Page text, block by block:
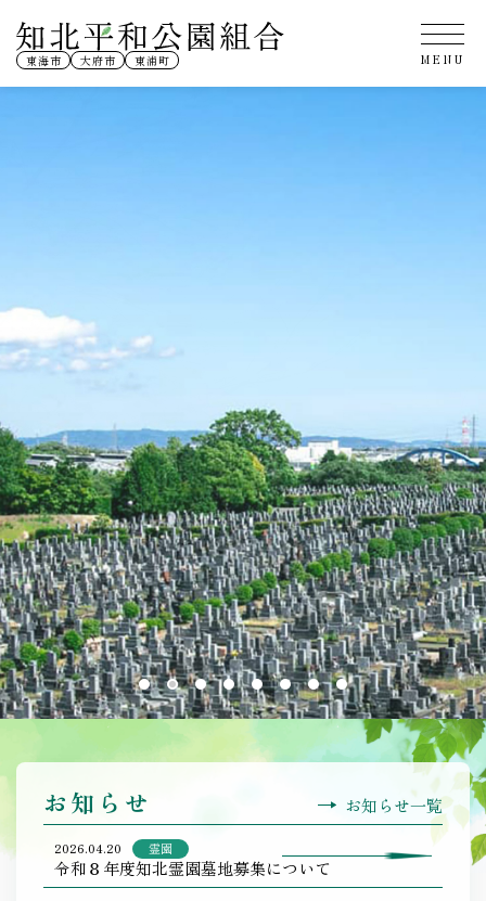
東海市 大府市 東浦町
お知らせ お知らせ一覧
2026.04.20 霊園
令和８年度知北霊園墓地募集について